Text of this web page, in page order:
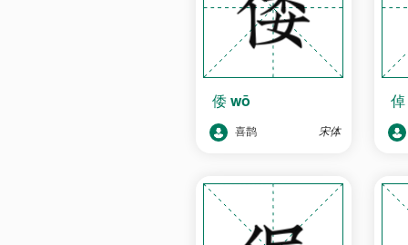
倭 wō
喜鹊 宋体
倬